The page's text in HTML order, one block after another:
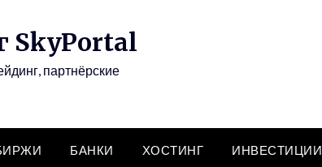
SkyPortal
партнёрские
БАНКИ ХОСТИНГ ИНВЕСТИЦИИ